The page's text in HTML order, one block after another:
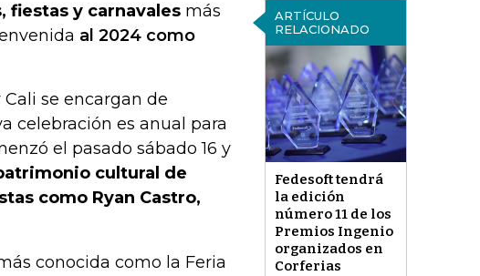
ARTÍCULO
RELACIONADO
Fedesoft tendrá
la edición
número 11 de los
Premios Ingenio
organizados en
Corferias
fiestas y carnavales más
al 2024 como
se encargan de
celebración es anual para
el pasado sábado 16 y
cultural de
como Ryan Castro,
conocida como la Feria